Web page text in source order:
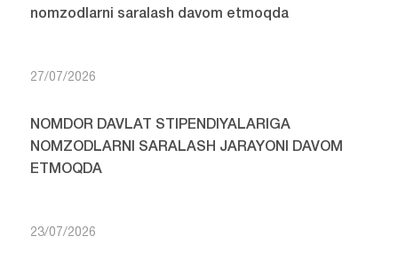
nomzodlarni saralash davom etmoqda
27/07/2026
NOMDOR DAVLAT STIPENDIYALARIGA
NOMZODLARNI SARALASH JARAYONI DAVOM
ETMOQDA
23/07/2026